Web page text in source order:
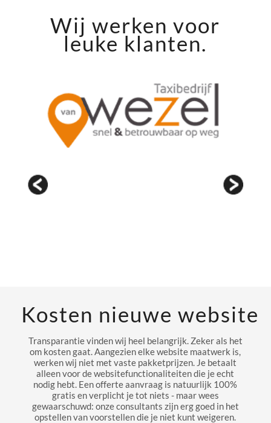
Wij werken voor
leuke klanten.
Kosten nieuwe website
Transparantie vinden wij heel belangrijk. Zeker als het
om kosten gaat. Aangezien elke website maatwerk is,
werken wij niet met vaste pakketprijzen. Je betaalt
alleen voor de websitefunctionaliteiten die je echt
nodig hebt. Een offerte aanvraag is natuurlijk 100%
gratis en verplicht je tot niets - maar wees
gewaarschuwd: onze consultants zijn erg goed in het
opstellen van voorstellen die je niet kunt weigeren.